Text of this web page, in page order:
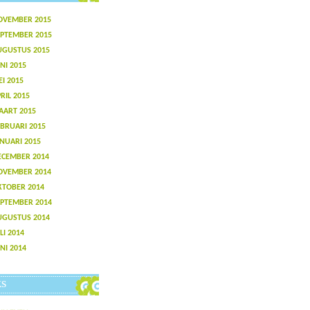
2015
2015
2015
2015
2015
2015
2015
2015
2015
2014
2014
2014
2014
2014
2014
2014